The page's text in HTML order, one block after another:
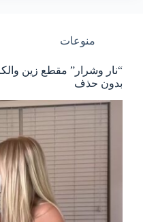
منوعات
بدون حذف